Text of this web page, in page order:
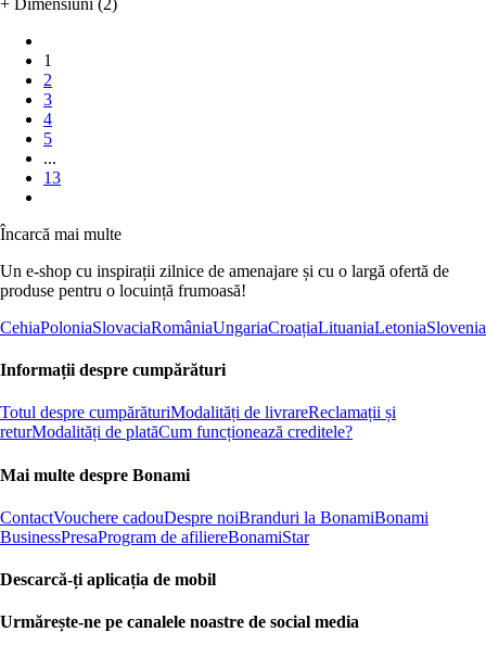
1
2
3
4
5
...
13
Încarcă mai multe
Un e-shop cu inspirații zilnice de amenajare și cu o largă ofertă de
produse pentru o locuință frumoasă!
CehiaPoloniaSlovaciaRomâniaUngariaCroațiaLituaniaLetoniaSlovenia
Informații despre cumpărături
Totul despre cumpărăturiModalități de livrareReclamații și
returModalități de platăCum funcționează creditele?
Mai multe despre Bonami
ContactVouchere cadouDespre noiBranduri la BonamiBonami
BusinessPresaProgram de afiliereBonamiStar
Descarcă-ți aplicația de mobil
Urmărește-ne pe canalele noastre de social media